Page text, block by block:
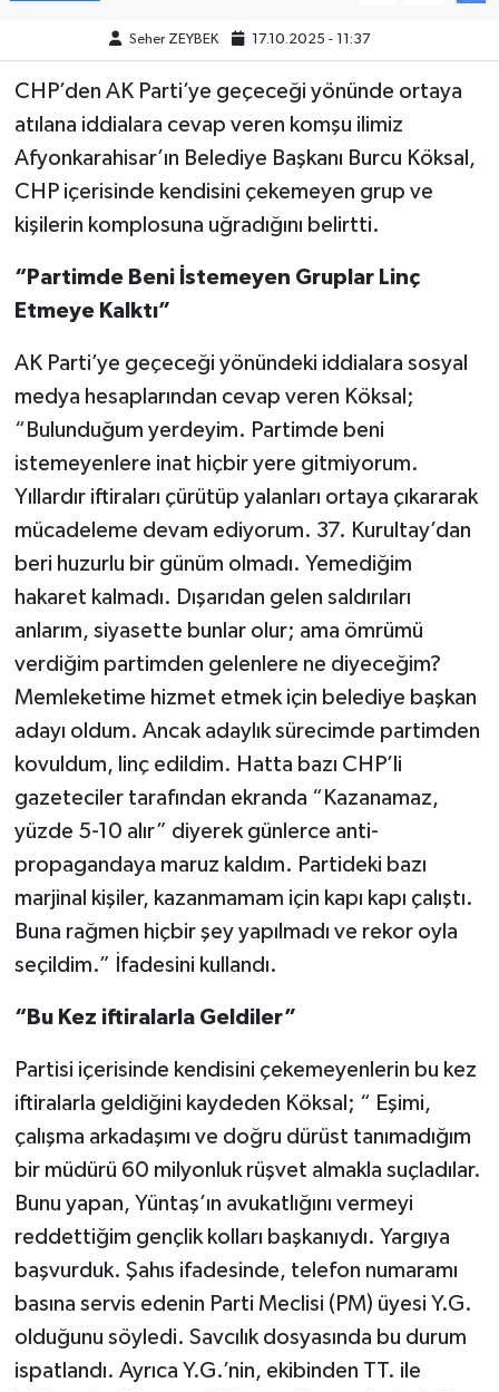
Seher ZEYBEK 17.10.2025 - 11:37
CHP’den AK Parti’ye geçeceği yönünde ortaya
atılana iddialara cevap veren komşu ilimiz
Afyonkarahisar’ın Belediye Başkanı Burcu Köksal,
CHP içerisinde kendisini çekemeyen grup ve
kişilerin komplosuna uğradığını belirtti.
“Partimde Beni İstemeyen Gruplar Linç
Etmeye Kalktı”
AK Parti’ye geçeceği yönündeki iddialara sosyal
medya hesaplarından cevap veren Köksal;
“Bulunduğum yerdeyim. Partimde beni
istemeyenlere inat hiçbir yere gitmiyorum.
Yıllardır iftiraları çürütüp yalanları ortaya çıkararak
mücadeleme devam ediyorum. 37. Kurultay’dan
beri huzurlu bir günüm olmadı. Yemediğim
hakaret kalmadı. Dışarıdan gelen saldırıları
anlarım, siyasette bunlar olur; ama ömrümü
verdiğim partimden gelenlere ne diyeceğim?
Memleketime hizmet etmek için belediye başkan
adayı oldum. Ancak adaylık sürecimde partimden
kovuldum, linç edildim. Hatta bazı CHP’li
gazeteciler tarafından ekranda “Kazanamaz,
yüzde 5-10 alır” diyerek günlerce anti-
propagandaya maruz kaldım. Partideki bazı
marjinal kişiler, kazanmamam için kapı kapı çalıştı.
Buna rağmen hiçbir şey yapılmadı ve rekor oyla
seçildim.” İfadesini kullandı.
“Bu Kez iftiralarla Geldiler”
Partisi içerisinde kendisini çekemeyenlerin bu kez
iftiralarla geldiğini kaydeden Köksal; “ Eşimi,
çalışma arkadaşımı ve doğru dürüst tanımadığım
bir müdürü 60 milyonluk rüşvet almakla suçladılar.
Bunu yapan, Yüntaş’ın avukatlığını vermeyi
reddettiğim gençlik kolları başkanıydı. Yargıya
başvurduk. Şahıs ifadesinde, telefon numaramı
basına servis edenin Parti Meclisi (PM) üyesi Y.G.
olduğunu söyledi. Savcılık dosyasında bu durum
ispatlandı. Ayrıca Y.G.’nin, ekibinden TT. ile